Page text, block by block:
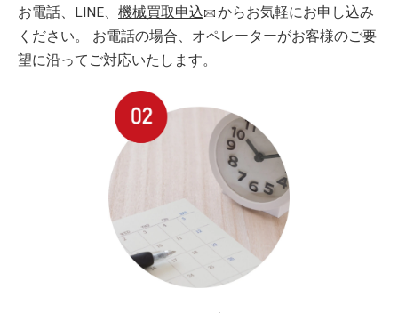
お電話、LINE、 機械買取申込
からお気軽にお申し込み
ください。 お電話の場合、オペレーターがお客様のご要
望に沿ってご対応いたします。